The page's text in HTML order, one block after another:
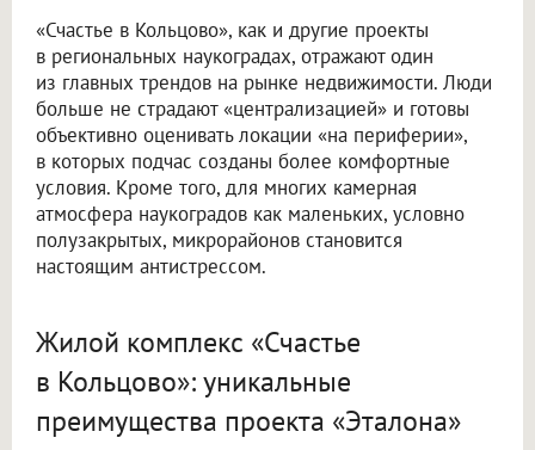
«Счастье в Кольцово», как и другие проекты
в региональных наукоградах, отражают один
из главных трендов на рынке недвижимости. Люди
больше не страдают «централизацией» и готовы
объективно оценивать локации «на периферии»,
в которых подчас созданы более комфортные
условия. Кроме того, для многих камерная
атмосфера наукоградов как маленьких, условно
полузакрытых, микрорайонов становится
настоящим антистрессом.
Жилой комплекс «Счастье
в Кольцово»: уникальные
преимущества проекта «Эталона»